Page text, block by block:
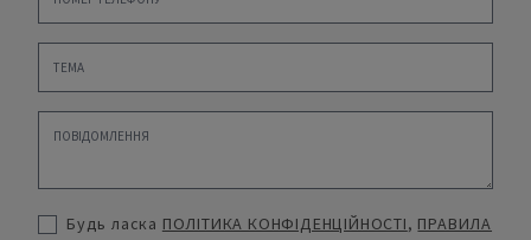
Будь ласка ПОЛІТИКА КОНФІДЕНЦІЙНОСТІ, ПРАВИЛА